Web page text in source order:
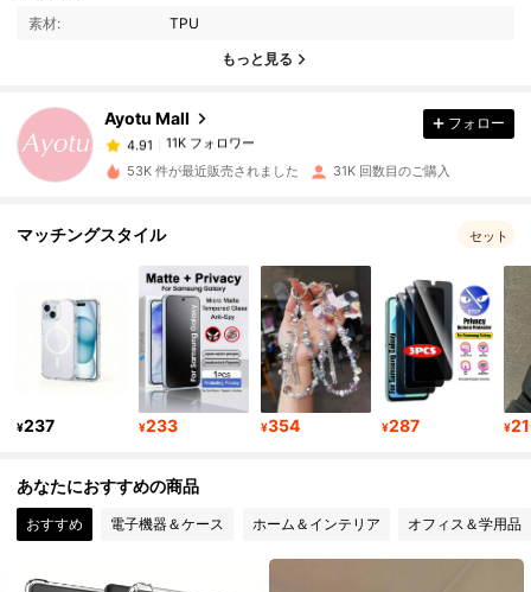
素材: TPU
もっと見る
Ayotu Mall
11K フォロワー
4.91
11K フォロワー
k***w
は1日前に購入しました
4.91 11K フォロワー
4.91 11K フォロワー
4.91 11K フォロワー
4.91 11K フォロワー
フォロー
53K 件が最近販売されました 31K 回数目のご購入
マッチングスタイル セット
¥237 ¥233 ¥354 ¥287 ¥
あなたにおすすめの商品
おすすめ 電子機器＆ケース ホーム＆インテリア オフィス＆学用品